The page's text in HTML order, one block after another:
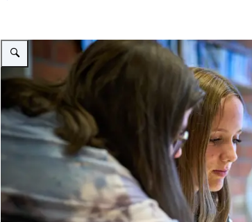
Vergroot afbeelding Twee vrouwen bestuderen het lesmateriaal